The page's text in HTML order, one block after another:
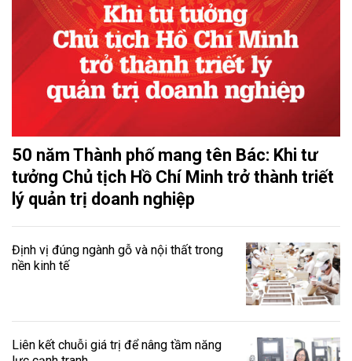
50 năm Thành phố mang tên Bác: Khi tư
tưởng Chủ tịch Hồ Chí Minh trở thành triết
lý quản trị doanh nghiệp
Định vị đúng ngành gỗ và nội thất trong
nền kinh tế
Liên kết chuỗi giá trị để nâng tầm năng